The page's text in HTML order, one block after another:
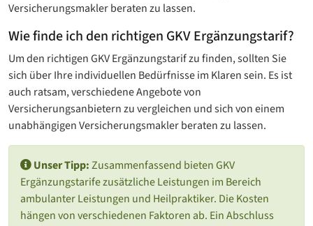
Versicherungsmakler beraten zu lassen.
Wie finde ich den richtigen GKV Ergänzungstarif?
Um den richtigen GKV Ergänzungstarif zu finden, sollten Sie
sich über Ihre individuellen Bedürfnisse im Klaren sein. Es ist
auch ratsam, verschiedene Angebote von
Versicherungsanbietern zu vergleichen und sich von einem
unabhängigen Versicherungsmakler beraten zu lassen.
Unser Tipp:Zusammenfassend bieten GKV
Ergänzungstarife zusätzliche Leistungen im Bereich
ambulanter Leistungen und Heilpraktiker. Die Kosten
hängen von verschiedenen Faktoren ab. Ein Abschluss